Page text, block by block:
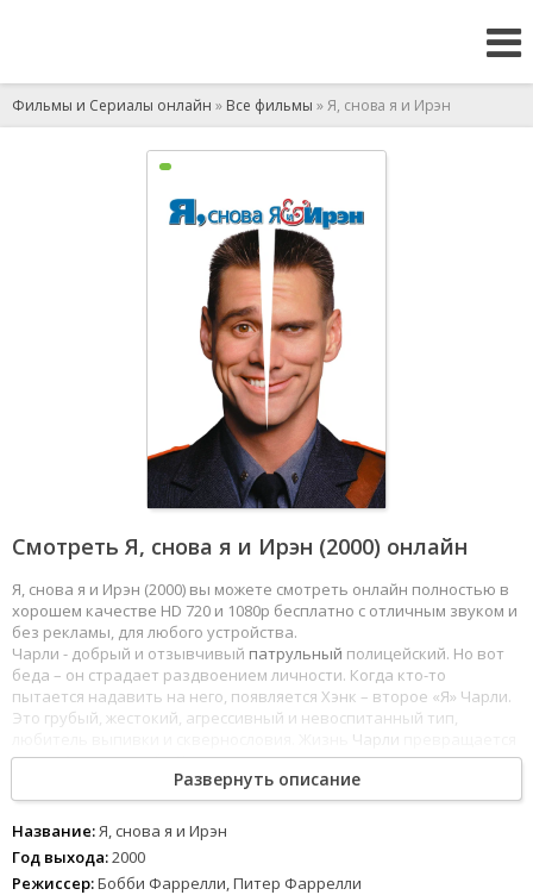
Фильмы и Сериалы онлайн » Все фильмы » Я, снова я и Ирэн
Смотреть Я, снова я и Ирэн (2000) онлайн
Я, снова я и Ирэн (2000) вы можете смотреть онлайн полностью в
хорошем качестве HD 720 и 1080p бесплатно с отличным звуком и
без рекламы, для любого устройства.
Чарли - добрый и отзывчивый патрульный полицейский. Но вот
беда – он страдает раздвоением личности. Когда кто-то
пытается надавить на него, появляется Хэнк – второе «Я» Чарли.
Это грубый, жестокий, агрессивный и невоспитанный тип,
Чарли
в сущий кошмар, ибоХэнквсегда появляется не вовремя, и
постоянно портит ему жизнь. Только в одном их мнения
совпадают, - они оба влюбляются в Ирен, но кого из них выберет
капризная красавица?
1 23 45 678
Развернуть описание
Название:Я, снова я и Ирэн
Год выхода:2000
Режиссер:Бобби Фаррелли, Питер Фаррелли